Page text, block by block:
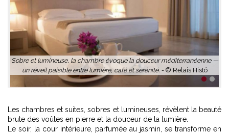
Sobre et lumineuse, la chambre évoque la douceur méditerranéenne —
un réveil paisible entre lumière, café et sérénité. - © Relais Histó
1 2
Les chambres et suites, sobres et lumineuses, révèlent la beauté
brute des voûtes en pierre et la douceur de la lumière.
Le soir, la cour intérieure, parfumée au jasmin, se transforme en